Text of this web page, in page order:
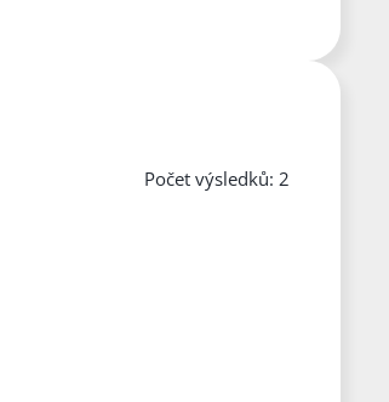
Počet výsledků: 2